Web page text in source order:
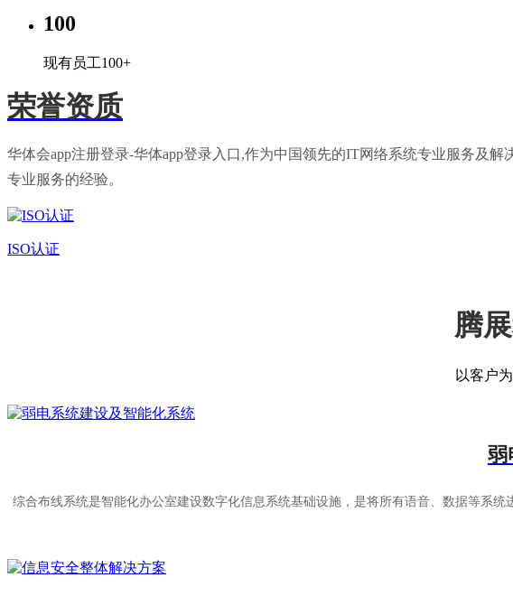
100
现有员工100+
荣誉资质
华体会app注册登录-华体app登录入口,作为中国领先的IT网络系统专业服务及
专业服务的经验。
ISO认证
腾
以客户
弱
综合布线系统是智能化办公室建设数字化信息系统基础设施，是将所有语音、数据等系